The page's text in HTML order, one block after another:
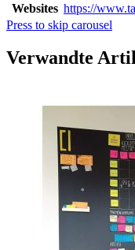
Websites https://
Press to skip carousel
Verwandte